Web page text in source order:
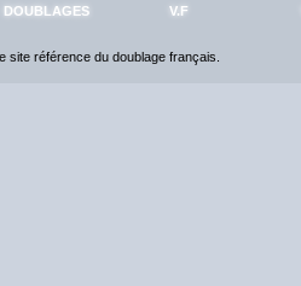
DOUBLAGES V.F
le site référence du doublage français.